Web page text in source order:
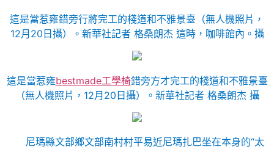
這是當惹雍錯旁行將完工的棧道和不雅景臺（無人機照片，
12月20日攝）。 新華社記者 格桑朗杰 這時，咖啡館內。攝
這是當惹雍bestmade工學椅錯旁方才完工的棧道和不雅景臺
（無人機照片，12月20日攝）。 新華社記者 格桑朗杰 攝
尼瑪縣文部鄉文部南村村平易近尼瑪扎巴坐在本身的“太